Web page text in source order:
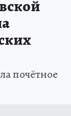
почётное